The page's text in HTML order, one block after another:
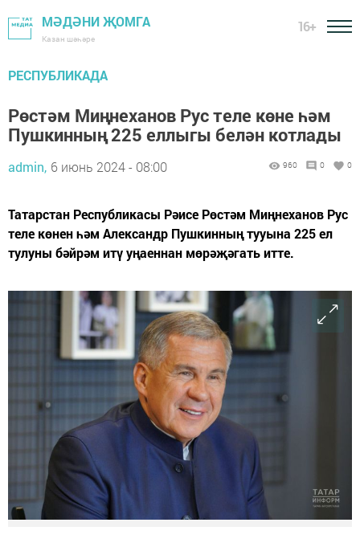
МӘДӘНИ ҖОМГА
Казан шәһәре
16+
РЕСПУБЛИКАДА
Рөстәм Миңнеханов Рус теле көне һәм
Пушкинның 225 еллыгы белән котлады
admin, 6 июнь 2024 - 08:00 960 0 0
Татарстан Республикасы Рәисе Рөстәм Миңнеханов Рус
теле көнен һәм Александр Пушкинның тууына 225 ел
тулуны бәйрәм итү уңаеннан мөрәҗәгать итте.